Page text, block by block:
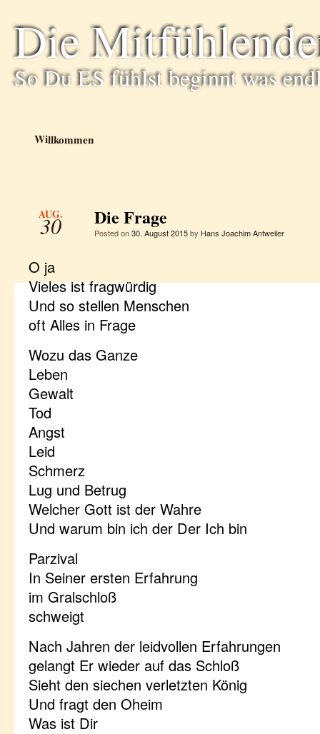
Die
So Du ES fühlst beginnt was
Willkommen
AUG.
30 Die Frage
Posted on30. August 2015by Hans Joachim Antweiler
O ja
Vieles ist fragwürdig
Und so stellen Menschen
oft Alles in Frage
Wozu das Ganze
Leben
Gewalt
Tod
Angst
Leid
Schmerz
Lug und Betrug
Welcher Gott ist der Wahre
Und warum bin ich der Der Ich bin
Parzival
In Seiner ersten Erfahrung
im Gralschloß
schweigt
Nach Jahren der leidvollen Erfahrungen
gelangt Er wieder auf das Schloß
Sieht den siechen verletzten König
Und fragt den Oheim
Was ist Dir